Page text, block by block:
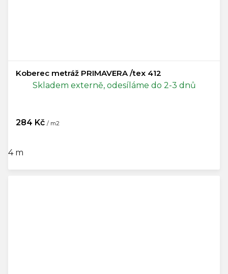
Koberec metráž PRIMAVERA /tex 412
Skladem externě, odesíláme do 2-3 dnů
284 Kč / m2
4 m